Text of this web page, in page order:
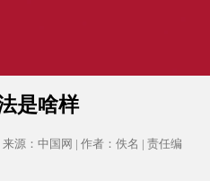
是啥样
源：中国网 | 作者：佚名 | 责任编